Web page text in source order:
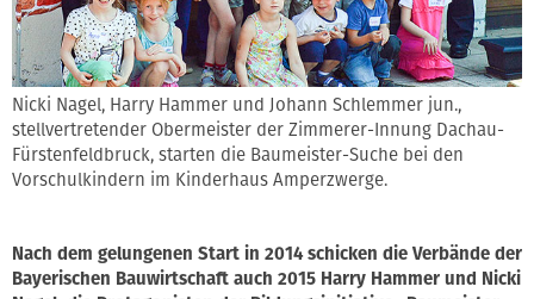
Nicki Nagel, Harry Hammer und Johann Schlemmer jun.,
stellvertretender Obermeister der Zimmerer-Innung Dachau-
Fürstenfeldbruck, starten die Baumeister-Suche bei den
Vorschulkindern im Kinderhaus Amperzwerge.
Nach dem gelungenen Start in 2014 schicken die Verbände der
Bayerischen Bauwirtschaft auch 2015 Harry Hammer und Nicki